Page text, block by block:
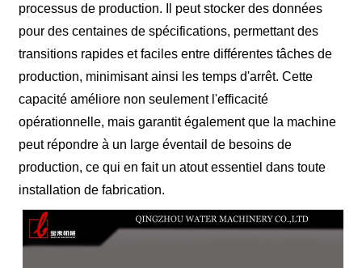
processus de production. Il peut stocker des données
pour des centaines de spécifications, permettant des
transitions rapides et faciles entre différentes tâches de
production, minimisant ainsi les temps d'arrêt. Cette
capacité améliore non seulement l'efficacité
opérationnelle, mais garantit également que la machine
peut répondre à un large éventail de besoins de
production, ce qui en fait un atout essentiel dans toute
installation de fabrication.